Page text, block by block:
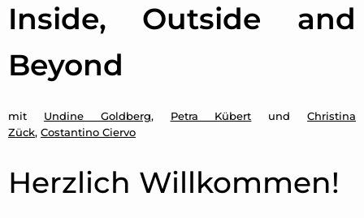
Inside, Outside and
Beyond
mit Undine Goldberg, Petra Kübert undChristina
Zück, Costantino Ciervo
Herzlich Willkommen!